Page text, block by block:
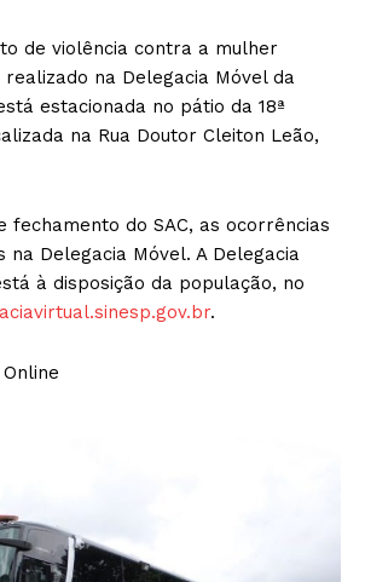
de violência contra a mulher
na Delegacia Móvel da
estacionada no pátio da 18ª
na Rua Doutor Cleiton Leão,
fechamento do SAC, as ocorrências
Delegacia Móvel. A Delegacia
à disposição da população, no
.